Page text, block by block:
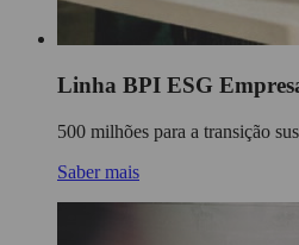
Linha BPI ESG
500 milhões para a transição
Saber mais